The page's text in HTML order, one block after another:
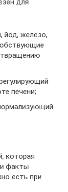
йод, железо,
печени;
которая
факты
есть при